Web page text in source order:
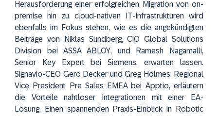
Herausforderung einer erfolgreichen Migration von on-
premise hin zu cloud-nativen IT-Infrastrukturen wird
ebenfalls im Fokus stehen, wie es die angekündigten
Beiträge von Niklas Sundberg, CIO Global Solutions
Division beiASSA ABLOY, und Ramesh Nagamalli,
Senior Key Expert beiSiemens, erwarten lassen.
Signavio-CEO Gero Decker und Greg Holmes, Regional
Vice President Pre Sales EMEA bei Apptio, erläutern
die Vorteile nahtloser Integrationen mit einer EA-
Lösung. Einen spannenden Praxis-Einblick in Robotic